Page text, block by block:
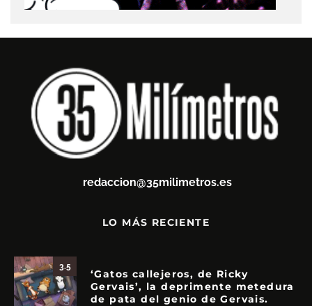
redaccion@35milimetros.es
LO MÁS RECIENTE
3.5
‘Gatos callejeros, de Ricky
Gervais’, la deprimente metedura
de pata del genio de Gervais.